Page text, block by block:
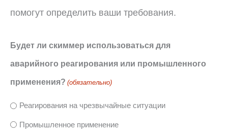
помогут определить ваши требования.
Будет ли скиммер использоваться для
аварийного реагирования или промышленного
применения? (обязательно)
Реагирования на чрезвычайные ситуации
Промышленное применение